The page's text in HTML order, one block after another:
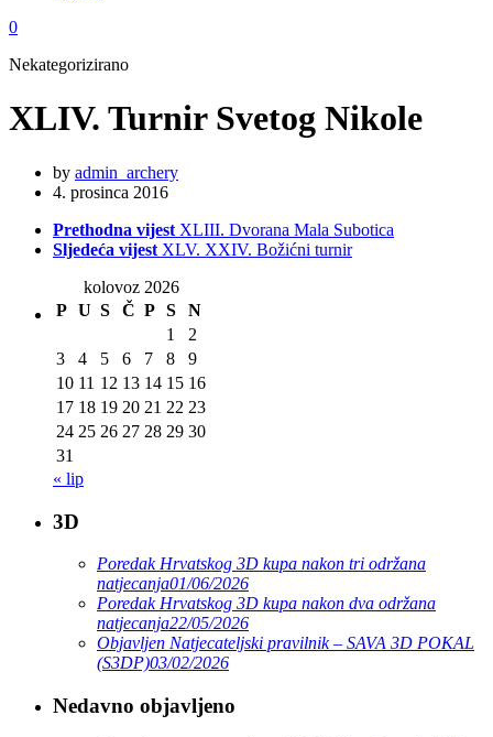
0
Nekategorizirano
XLIV. Turnir Svetog Nikole
by admin_archery
4. prosinca 2016
Prethodna vijest XLIII. Dvorana Mala Subotica
Sljedeća vijest XLV. XXIV. Božićni turnir
kolovoz 2026
P U S Č P S
N
1
2
3
4 5 6 7 8
9
10 11 12 13 14 15 16
17 18 19 20 21 22 23
24 25 26 27 28 29 30
31
« lip
3D
Poredak Hrvatskog 3D kupa nakon tri održana
natjecanja01/06/2026
Poredak Hrvatskog 3D kupa nakon dva održana
natjecanja22/05/2026
Objavljen Natjecateljski pravilnik – SAVA 3D POKAL
(S3DP)03/02/2026
Nedavno objavljeno